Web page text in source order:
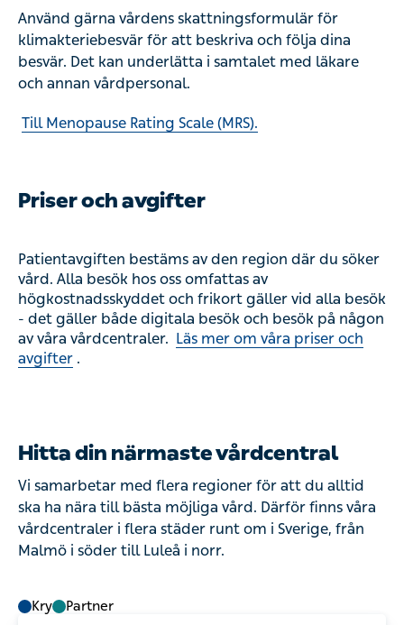
Använd gärna vårdens skattningsformulär för
klimakteriebesvär för att beskriva och följa dina
besvär. Det kan underlätta i samtalet med läkare
och annan vårdpersonal.
Till Menopause Rating Scale (MRS).
Priser och avgifter
Patientavgiften bestäms av den region där du söker
vård. Alla besök hos oss omfattas av
högkostnadsskyddet och frikort gäller vid alla besök
- det gäller både digitala besök och besök på någon
av våra vårdcentraler.
Läs mer om våra priser och
avgifter .
Hitta din närmaste vårdcentral
Vi samarbetar med flera regioner för att du alltid
ska ha nära till bästa möjliga vård. Därför finns våra
vårdcentraler i flera städer runt om i Sverige, från
Malmö i söder till Luleå i norr.
Kry
Partner